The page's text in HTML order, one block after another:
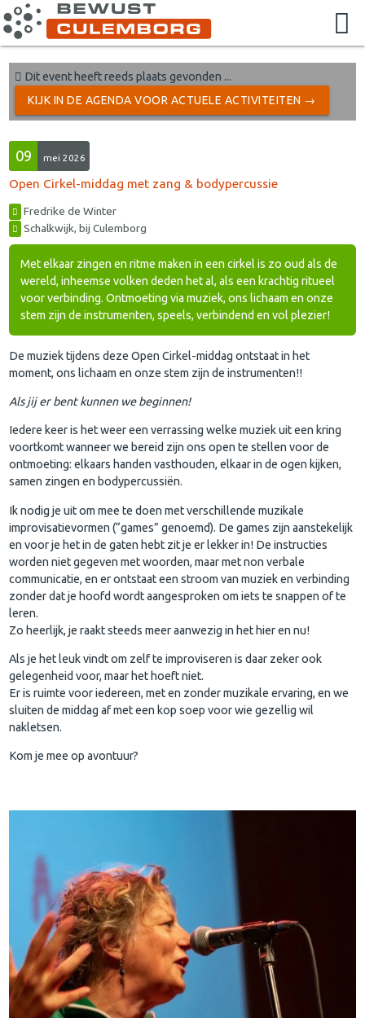
Dit event heeft reeds plaats gevonden ...
KIJK IN DE AGENDA VOOR ACTUELE ACTIVITEITEN →
09 mei 2026
Open Cirkel-middag met zang & bodypercussie
Fredrike de Winter
Schalkwijk, bij Culemborg
Met elkaar zingen en ritme maken in een cirkel is zo oud als de
wereld, inheemse volken deden het al, als een krachtig ritueel
voor verbinding. Ontmoeting via muziek, ons lichaam en onze
stem zijn de instrumenten, speels, verbindend en vol plezier!
De muziek tijdens deze Open Cirkel-middag ontstaat in het
moment, ons lichaam en onze stem zijn de instrumenten!!
Als jij er bent kunnen we beginnen!
Iedere keer is het weer een verrassing welke muziek uit een kring
voortkomt wanneer we bereid zijn ons open te stellen voor de
ontmoeting: elkaars handen vasthouden, elkaar in de ogen kijken,
samen zingen en bodypercussiën.
Ik nodig je uit om mee te doen met verschillende muzikale
improvisatievormen (“games” genoemd). De games zijn aanstekelijk
en voor je het in de gaten hebt zit je er lekker in! De instructies
worden niet gegeven met woorden, maar met non verbale
communicatie, en er ontstaat een stroom van muziek en verbinding
zonder dat je hoofd wordt aangesproken om iets te snappen of te
leren.
Zo heerlijk, je raakt steeds meer aanwezig in het hier en nu!
Als je het leuk vindt om zelf te improviseren is daar zeker ook
gelegenheid voor, maar het hoeft niet.
Er is ruimte voor iedereen, met en zonder muzikale ervaring, en we
sluiten de middag af met een kop soep voor wie gezellig wil
nakletsen.
Kom je mee op avontuur?